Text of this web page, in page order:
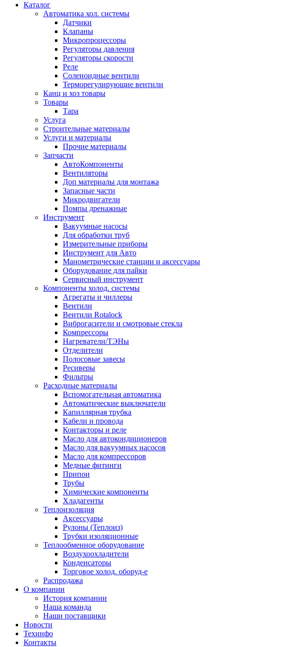
Каталог
Автоматика хол. системы
Датчики
Клапаны
Микропроцессоры
Регуляторы давления
Регуляторы скорости
Реле
Соленоидные вентили
Терморегулирующие вентили
Канц и хоз товары
Товары
Тара
Услуга
Строительные материалы
Услуги и материалы
Прочие материалы
Запчасти
АвтоКомпоненты
Вентиляторы
Доп материалы для монтажа
Запасные части
Микродвигатели
Помпы дренажные
Инструмент
Вакуумные насосы
Для обработки труб
Измерительные приборы
Инструмент для Авто
Манометрические станции и аксессуары
Оборудование для пайки
Сервисный инструмент
Компоненты холод. системы
Агрегаты и чиллеры
Вентили
Вентили Rotalock
Виброгасители и смотровые стекла
Компрессоры
Нагреватели/ТЭНы
Отделители
Полосовые завесы
Ресиверы
Фильтры
Расходные материалы
Вспомогательная автоматика
Автоматические выключатели
Капиллярная трубка
Кабели и провода
Контакторы и реле
Масло для автокондиционеров
Масло для вакуумных насосов
Масло для компрессоров
Медные фитинги
Припои
Трубы
Химические компоненты
Хладагенты
Теплоизоляция
Аксессуары
Рулоны (Теплоиз)
Трубки изоляционные
Теплообменное оборудование
Воздухоохладители
Конденсаторы
Торговое холод. оборуд-е
Распродажа
О компании
История компании
Наша команда
Наши поставщики
Новости
Техинфо
Контакты